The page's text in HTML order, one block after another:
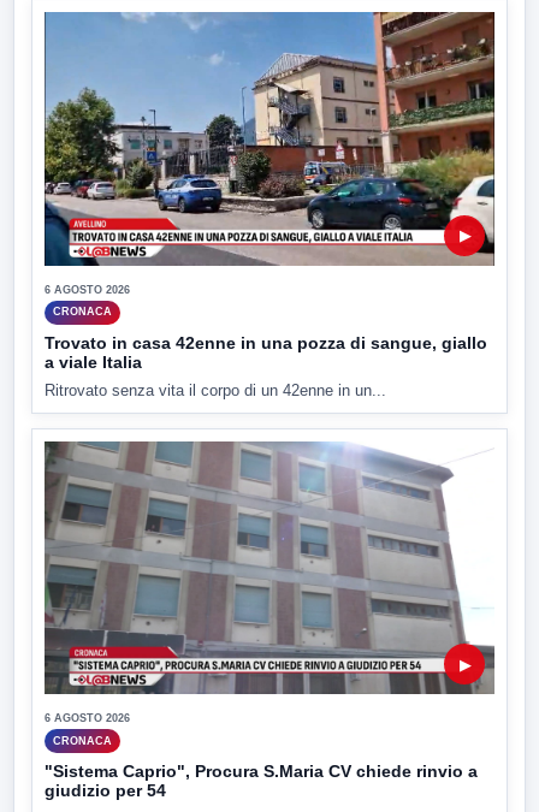
▶
6 AGOSTO 2026
CRONACA
Trovato in casa 42enne in una pozza di sangue, giallo
a viale Italia
Ritrovato senza vita il corpo di un 42enne in un...
▶
6 AGOSTO 2026
CRONACA
"Sistema Caprio", Procura S.Maria CV chiede rinvio a
giudizio per 54